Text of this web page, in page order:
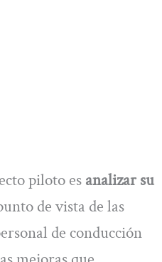
piloto esanalizar su
de vista de las
de conducción